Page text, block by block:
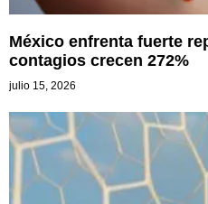
México enfrenta fuerte
contagios crecen 272%
julio 15, 2026